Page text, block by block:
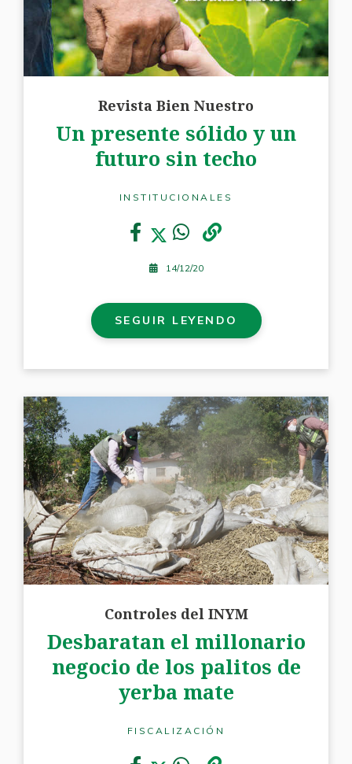
Revista Bien Nuestro
Un presente sólido y un
futuro sin techo
INSTITUCIONALES
14/12/20
SEGUIR LEYENDO
Controles del INYM
Desbaratan el millonario
negocio de los palitos de
yerba mate
FISCALIZACIÓN